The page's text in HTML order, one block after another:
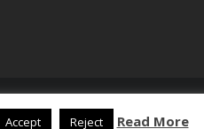
Accept Reject Read More